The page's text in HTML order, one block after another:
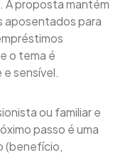
A proposta mantém
aposentados para
o tema é
sensível.
ou familiar e
passo é uma
(benefício,